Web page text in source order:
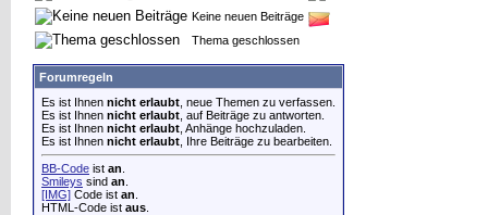
Keine neuen Beiträge
Thema geschlossen
Forumregeln
Es ist Ihnen nicht erlaubt , neue Themen zu verfassen.
Es ist Ihnen nicht erlaubt , auf Beiträge zu antworten.
Es ist Ihnen nicht erlaubt , Anhänge hochzuladen.
Es ist Ihnen nicht erlaubt , Ihre Beiträge zu bearbeiten.
BB-Code ist an
Smileys sind an
[IMG] Code ist an
HTML-Code ist aus